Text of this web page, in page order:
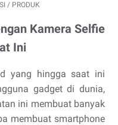
/ PRODUK
Kamera Selfie
Ini
yang hingga saat ini
gadget di dunia,
ini membuat banyak
membuat smartphone